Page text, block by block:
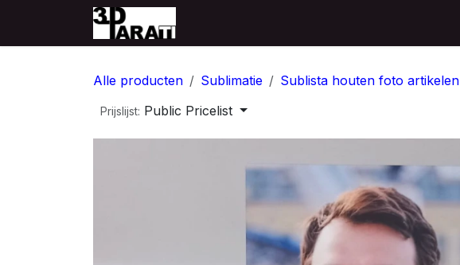
Overslaan naar inhoud
Alle producten Sublimatie Sublista houten foto artikelen
Prijslijst: Public Pricelist